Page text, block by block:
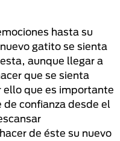
hasta su
gatito se sienta
aunque llegar a
que se sienta
ello que es importante
de confianza desde el
de éste su nuevo